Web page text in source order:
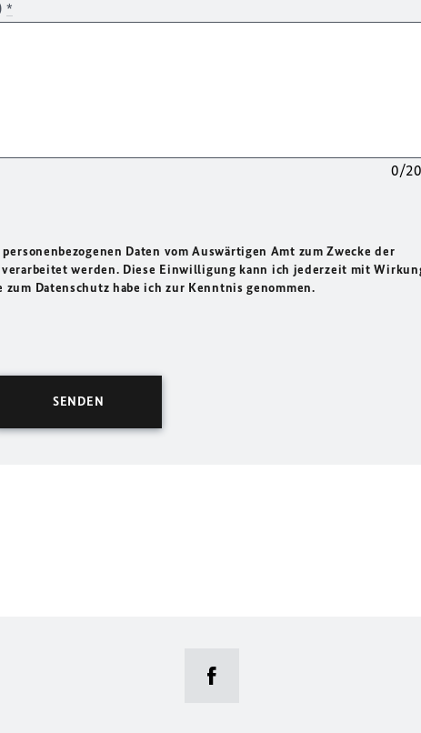
*
0/
Daten vom Auswärtigen Amt zum Zwecke der
werden. Diese Einwilligung kann ich jederzeit mit
Datenschutz habe ich zur Kenntnis genommen.